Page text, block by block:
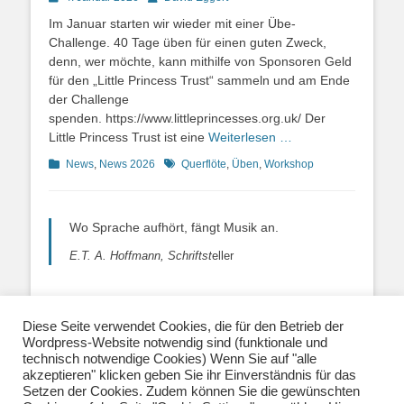
Im Januar starten wir wieder mit einer Übe-
Challenge. 40 Tage üben für einen guten Zweck,
denn, wer möchte, kann mithilfe von Sponsoren Geld
für den „Little Princess Trust“ sammeln und am Ende
der Challenge
spenden. https://www.littleprincesses.org.uk/ Der
Little Princess Trust ist eine Weiterlesen …
Kategorien
News, News 2026 Schlagworte
Querflöte, Üben, Workshop
Wo Sprache aufhört, fängt Musik an.
E.T. A. Hoffmann, Schriftsteller
Über uns|Impressum|Datenschutzerklärung|
Kontakt|Newsletter| E-Mail:
info@musiklehrernetzwerk.de
Diese Seite verwendet Cookies, die für den Betrieb der
Wordpress-Website notwendig sind (funktionale und
technisch notwendige Cookies) Wenn Sie auf "alle
akzeptieren" klicken geben Sie ihr Einverständnis für das
Setzen der Cookies. Zudem können Sie die gewünschten